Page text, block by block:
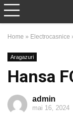
Home » Electrocasnice
Aragazuri
Hansa
admin
mai 16, 2024